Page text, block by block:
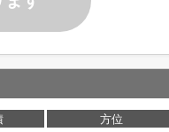
方位